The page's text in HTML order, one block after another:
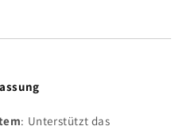
: Unterstützt das